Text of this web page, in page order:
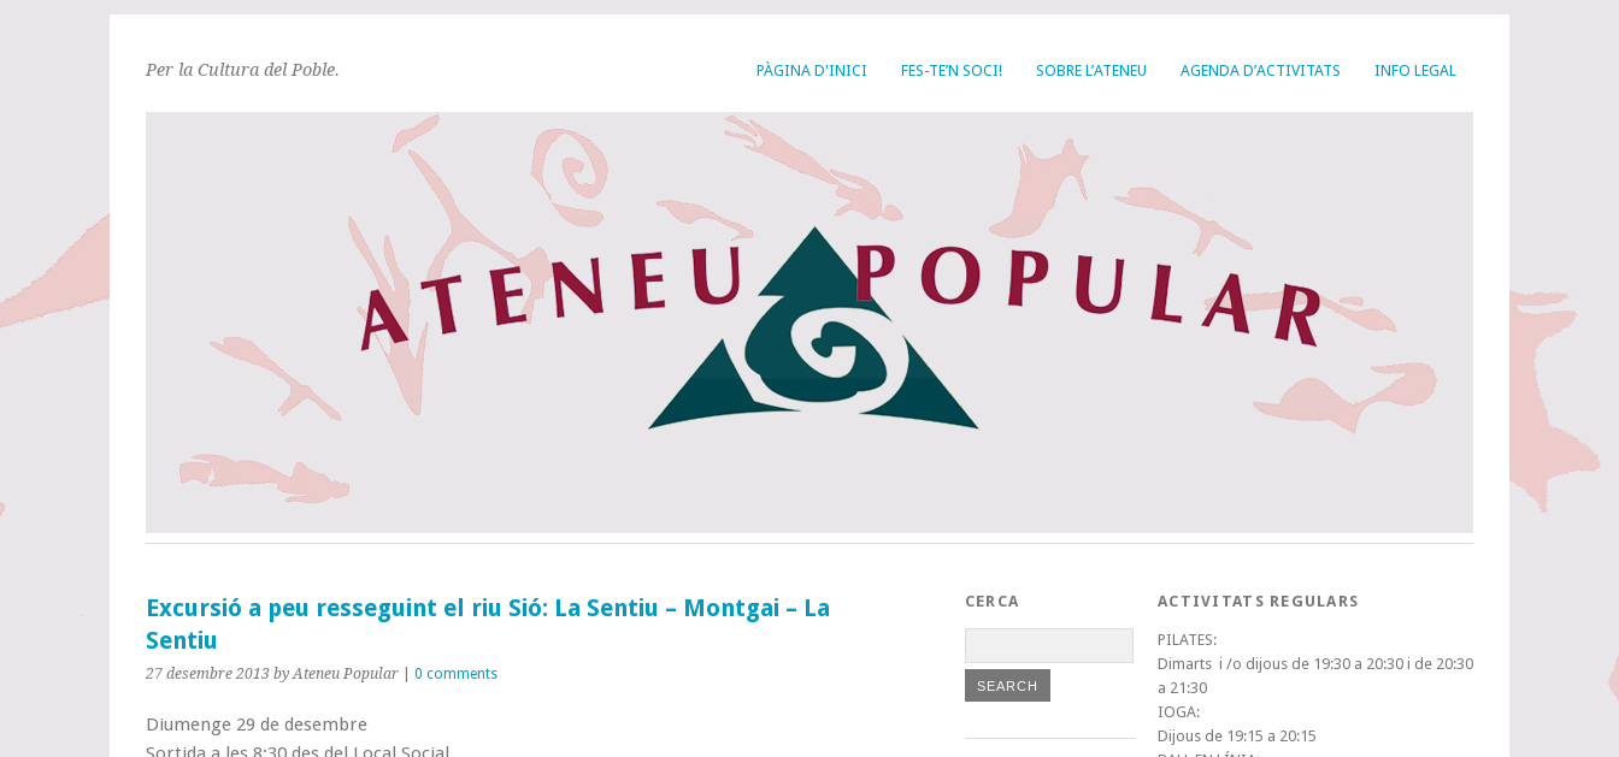
PÀGINA D'INICI FES-TE’N SOCI! SOBRE L’ATENEU AGENDA D’ACTIVITATS INFO LEGAL
Per la Cultura del Poble.
Excursió a peu resseguint el riu Sió: La Sentiu – Montgai – La
Sentiu
27 desembre 2013 by Ateneu Popular 0 comments
Diumenge 29 de desembre
CERCA ACTIVITATS REGULARS
PILATES:
Dimarts i /o dijous de 19:30 a 20:30 i de 20:30
a 21:30
IOGA:
Dijous de 19:15 a 20:15